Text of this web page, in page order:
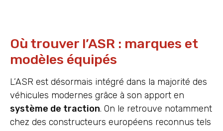
Où trouver l’ASR : marques et
modèles équipés
L’ASR est désormais intégré dans la majorité des
véhicules modernes grâce à son apport en
système de traction. On le retrouve notamment
chez des constructeurs européens reconnus tels